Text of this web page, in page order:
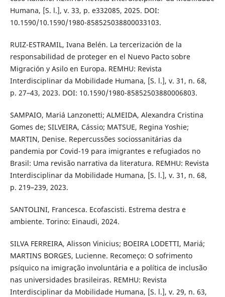
Humana, [S. l.], v. 33, p. e332085, 2025. DOI:
10.1590/10.1590/1980-858525038800033103.
RUIZ-ESTRAMIL, Ivana Belén. La tercerización de la
responsabilidad de proteger en el Nuevo Pacto sobre
Migración y Asilo en Europa. REMHU: Revista
Interdisciplinar da Mobilidade Humana, [S. l.], v. 31, n. 68,
p. 27–43, 2023. DOI: 10.1590/1980-85852503880006803.
SAMPAIO, Mariá Lanzonetti; ALMEIDA, Alexandra Cristina
Gomes de; SILVEIRA, Cássio; MATSUE, Regina Yoshie;
MARTIN, Denise. Repercussões sociossanitárias da
pandemia por Covid-19 para imigrantes e refugiados no
Brasil: Uma revisão narrativa da literatura. REMHU: Revista
Interdisciplinar da Mobilidade Humana, [S. l.], v. 31, n. 68,
p. 219–239, 2023.
SANTOLINI, Francesca. Ecofascisti. Estrema destra e
ambiente. Torino: Einaudi, 2024.
SILVA FERREIRA, Alisson Vinicius; BOEIRA LODETTI, Mariá;
MARTINS BORGES, Lucienne. Recomeço: O sofrimento
psíquico na imigração involuntária e a política de inclusão
nas universidades brasileiras. REMHU: Revista
Interdisciplinar da Mobilidade Humana, [S. l.], v. 29, n. 63,